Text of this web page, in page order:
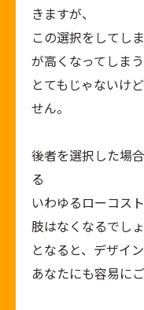
きますが、
この選択をしてし
が高くなってしまう
とてもじゃないけ
せん。
後者を選択した場
る
いわゆるローコス
肢はなくなるでしょ
となると、デザイ
あなたにも容易に